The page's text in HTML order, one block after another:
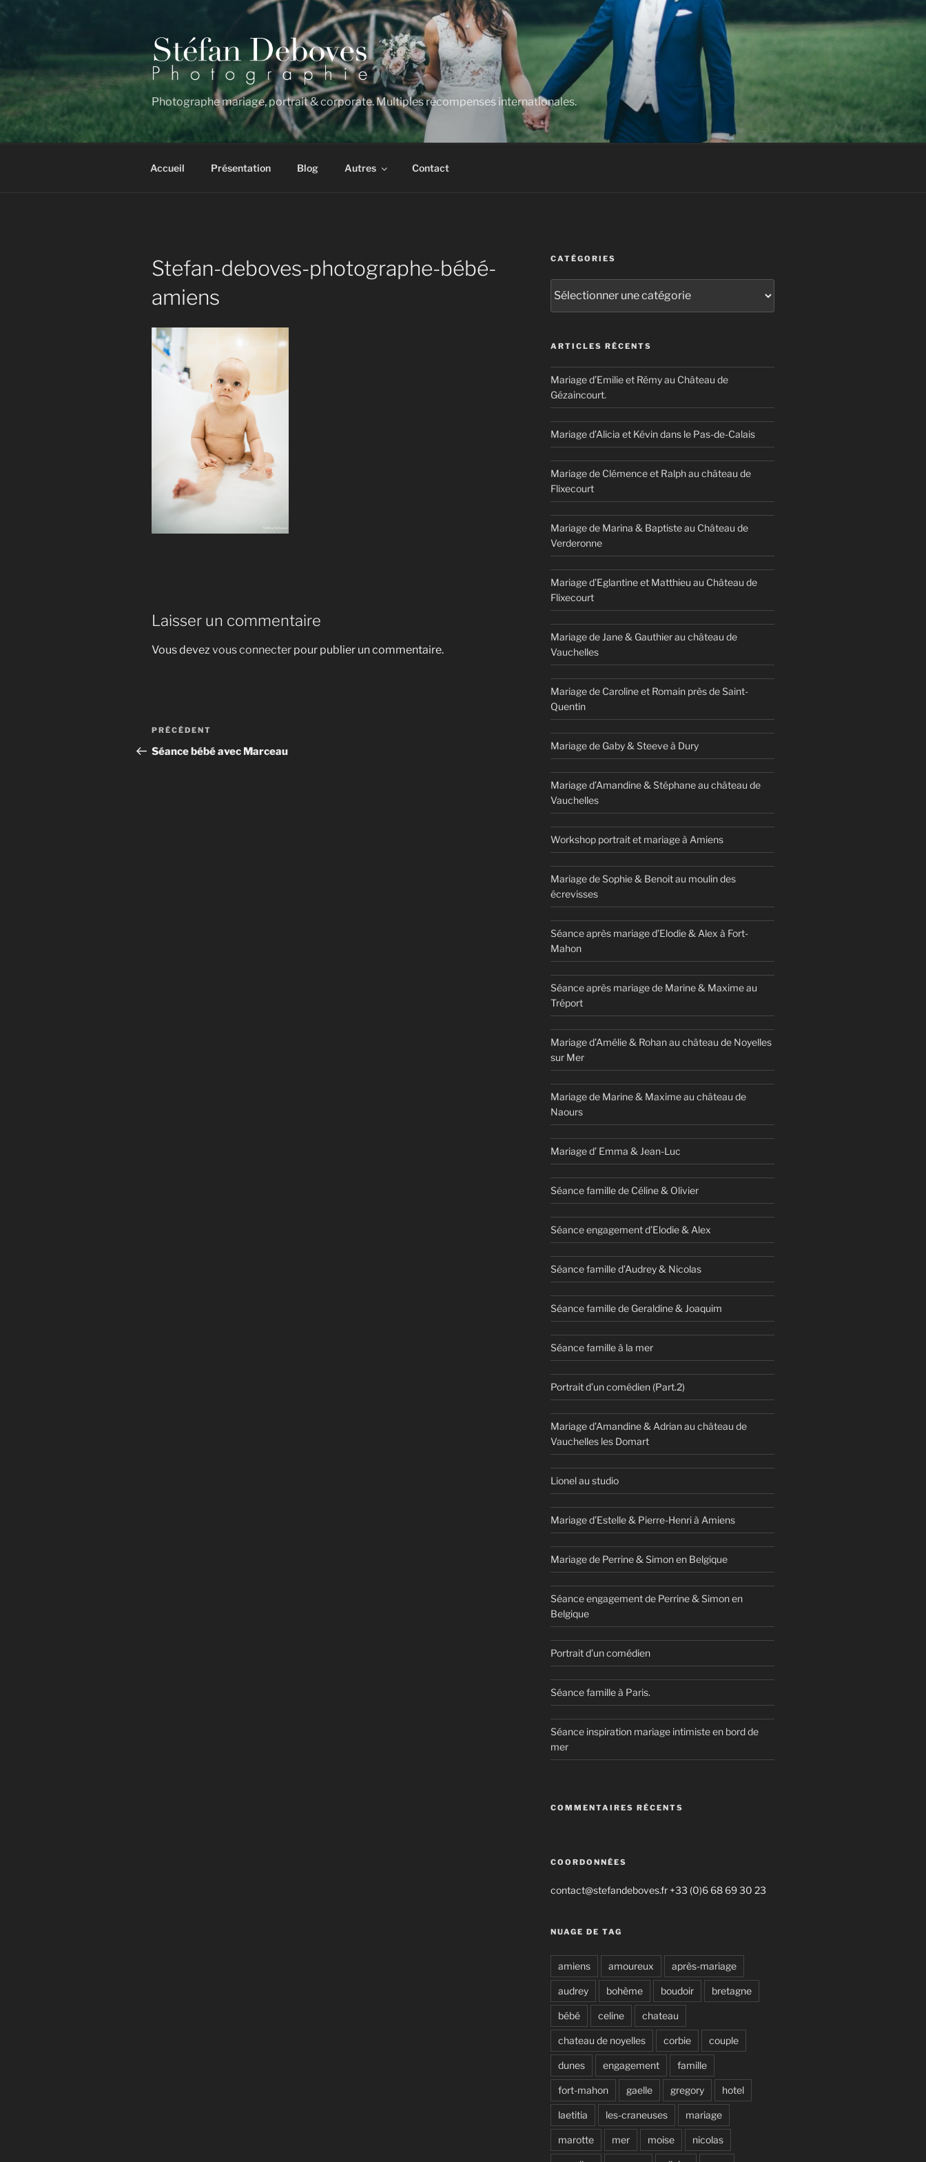
Photographe mariage, portrait & corporate. Multiples récompenses internationales.
Accueil Présentation Blog Autres Contact
Stefan-deboves-photographe-bébé-
amiens
Laisser un commentaire
Vous devezvous connecter pour publier un commentaire.
Navigation
de
Article
précédent
PRÉCÉDENT
Séance bébé avec Marceau
CATÉGORIES
ARTICLES RÉCENTS
Mariage d’Emilie et Rémy au Château de
Gézaincourt.
Mariage d’Alicia et Kévin dans le Pas-de-Calais
Mariage de Clémence et Ralph au château de
Flixecourt
Mariage de Marina & Baptiste au Château de
Verderonne
Mariage d’Eglantine et Matthieu au Château de
Flixecourt
Mariage de Jane & Gauthier au château de
Vauchelles
Mariage de Caroline et Romain près de Saint-
Quentin
Mariage de Gaby & Steeve à Dury
Mariage d’Amandine & Stéphane au château de
Vauchelles
Workshop portrait et mariage à Amiens
Mariage de Sophie & Benoit au moulin des
écrevisses
Séance après mariage d’Elodie & Alex à Fort-
Mahon
Séance après mariage de Marine & Maxime au
Tréport
Mariage d’Amélie & Rohan au château de Noyelles
sur Mer
Mariage de Marine & Maxime au château de
Naours
Mariage d’ Emma & Jean-Luc
Séance famille de Céline & Olivier
Séance engagement d’Elodie & Alex
Séance famille d’Audrey & Nicolas
Séance famille de Geraldine & Joaquim
Séance famille à la mer
Portrait d’un comédien (Part.2)
Mariage d’Amandine & Adrian au château de
Vauchelles les Domart
Lionel au studio
Mariage d’Estelle & Pierre-Henri à Amiens
Mariage de Perrine & Simon en Belgique
Séance engagement de Perrine & Simon en
Belgique
Portrait d’un comédien
Séance famille à Paris.
Séance inspiration mariage intimiste en bord de
mer
COMMENTAIRES RÉCENTS
COORDONNÉES
contact@stefandeboves.fr +33 (0)6 68 69 30 23
NUAGE DE TAG
amiens amoureux après-mariage
audrey bohème boudoir bretagne
bébé celine chateau
chateau de noyelles corbie couple
dunes engagement famille
fort-mahon gaelle gregory hotel
laetitia les-craneuses mariage
marotte mer moise nicolas